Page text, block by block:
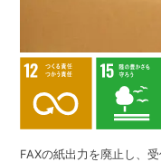
FAXの紙出力を廃止し、